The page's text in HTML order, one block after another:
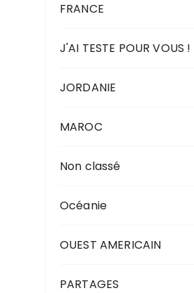
FRANCE
J'AI TESTE POUR VOUS !
JORDANIE
MAROC
Non classé
Océanie
OUEST AMERICAIN
PARTAGES